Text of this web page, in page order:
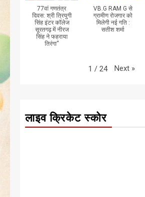
77वां गणतंत्र
दिवस: श्री त्रियुगी
सिंह इंटर कॉलेज
सूरतगढ़ में नीरज
सिंह ने फहराया
तिरंगा”
VB.G RAM G से
ग्रामीण रोजगार को
मिलेगी नई गति :
सतीश शर्मा
1 / 24 Next »
लाइव क्रिकेट स्कोर